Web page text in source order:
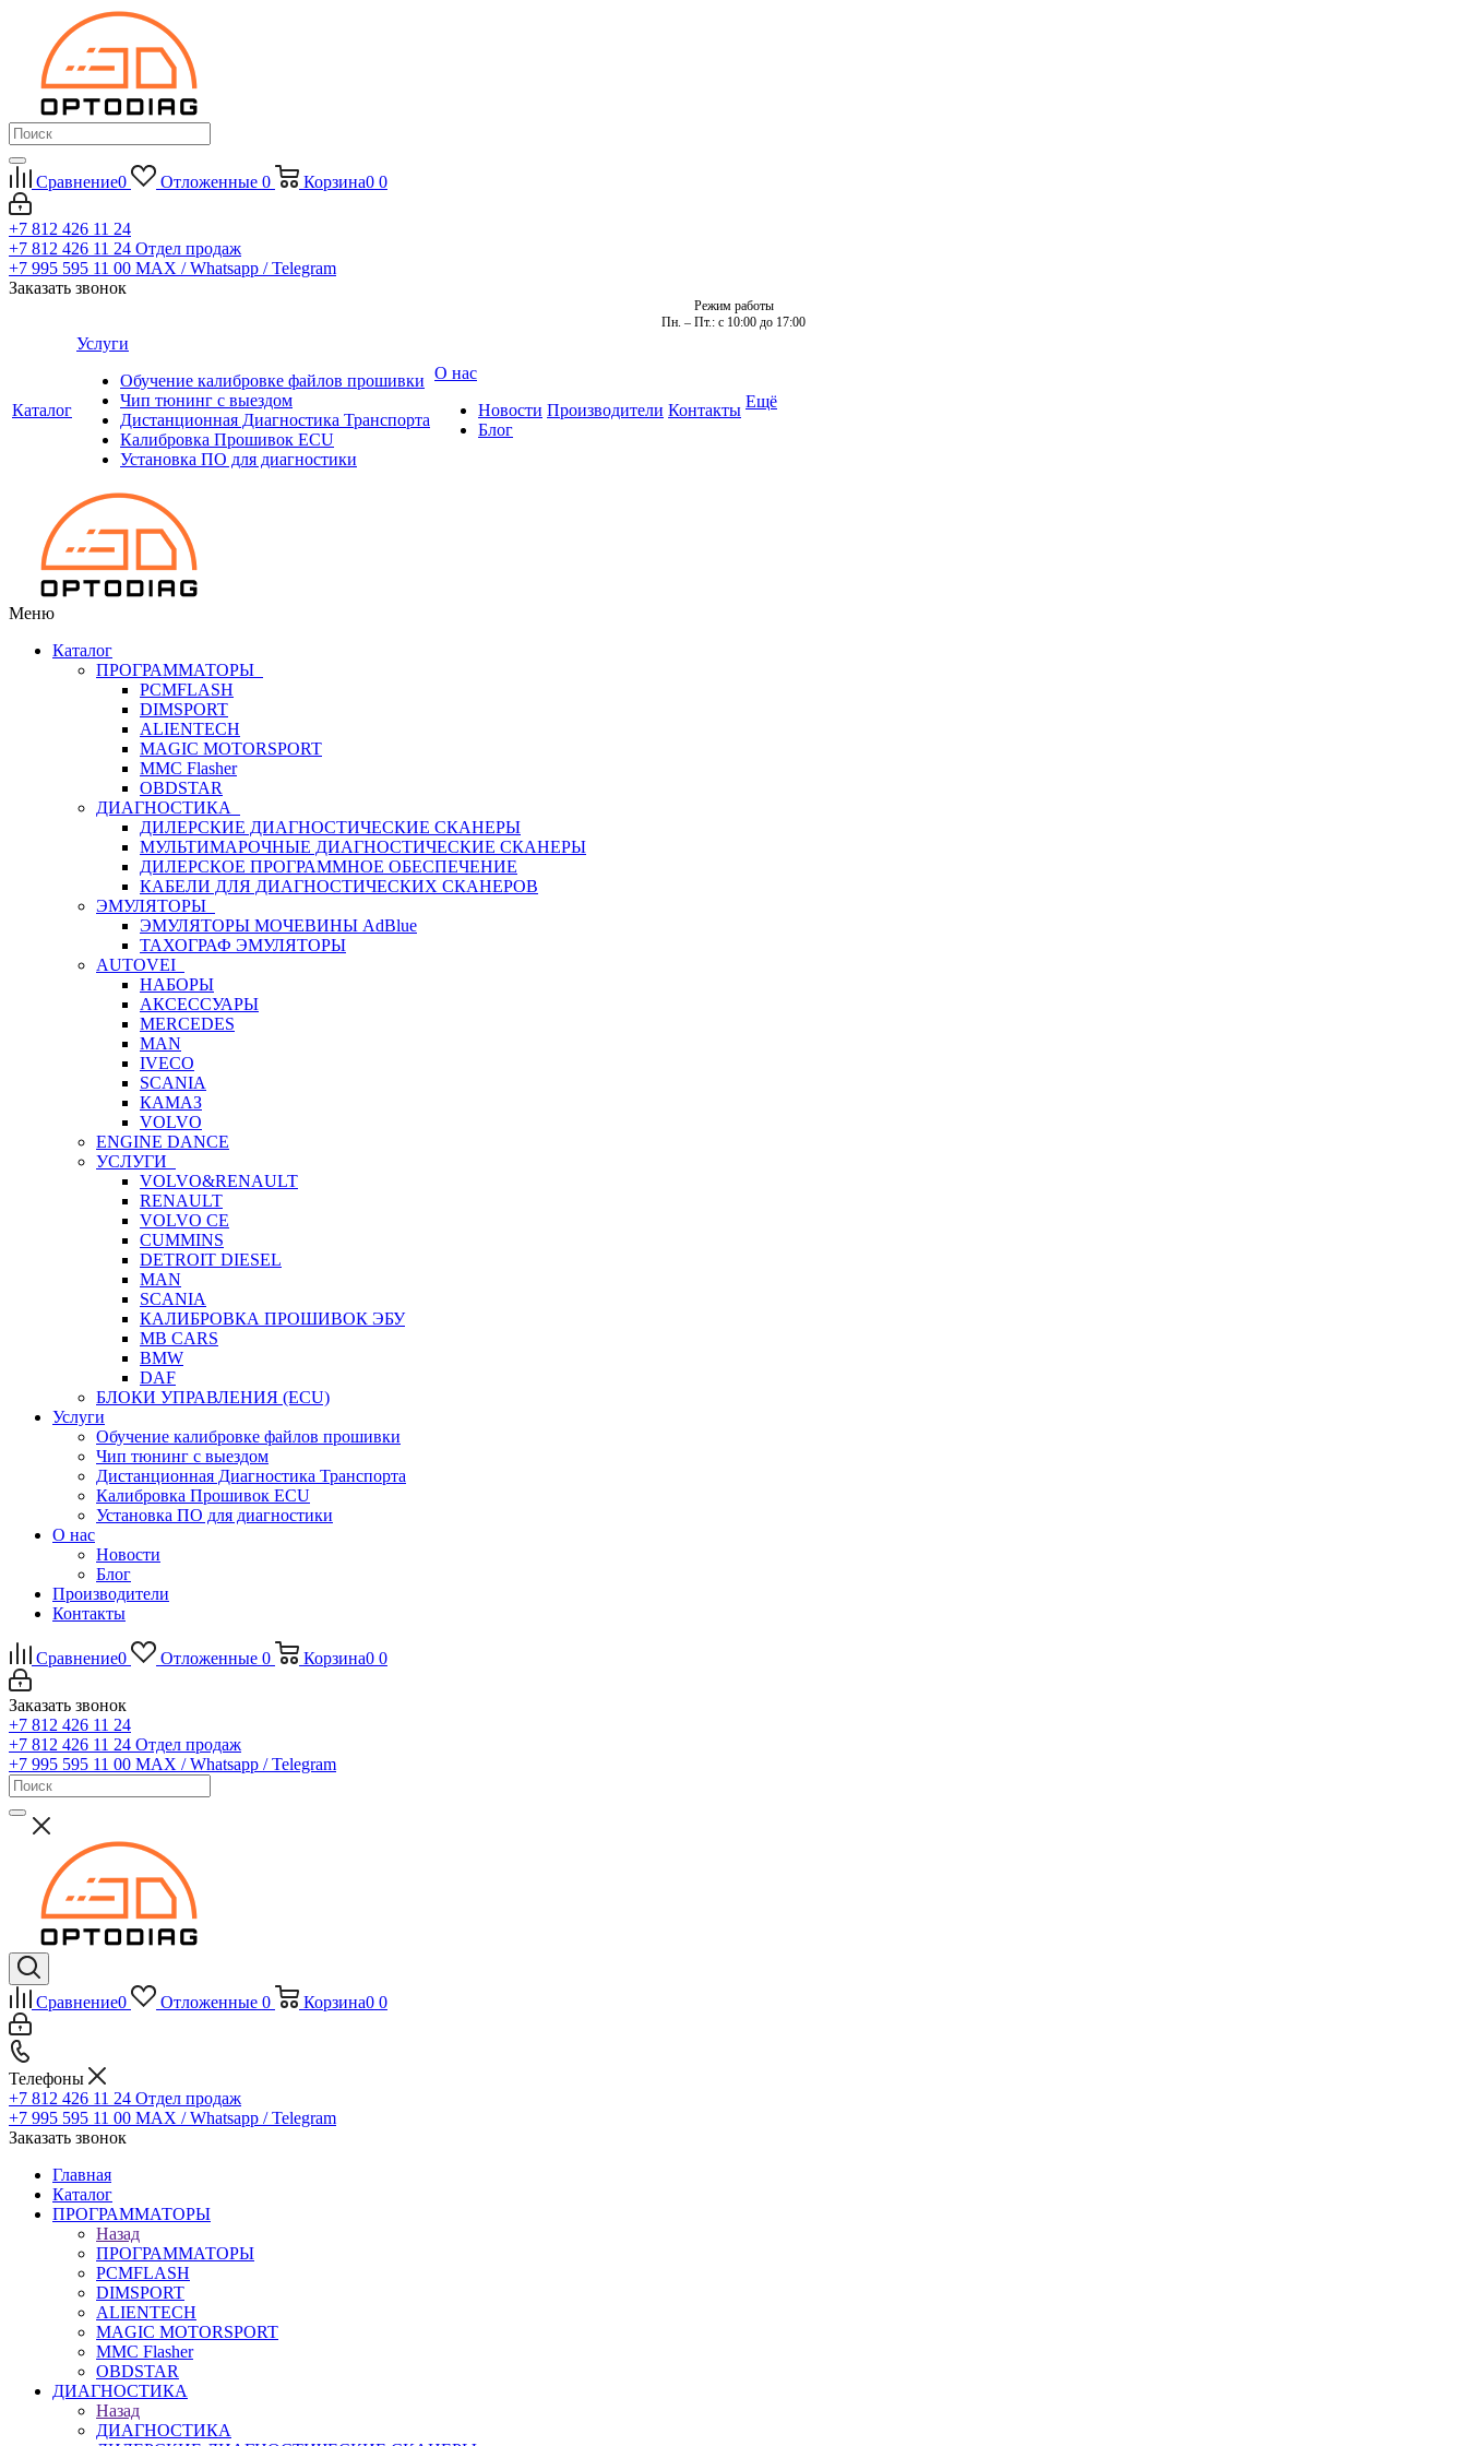
Сравнение0 Отложенные 0 Корзина0 0
+7 812 426 11 24
+7 812 426 11 24 Отдел продаж
+7 995 595 11 00 MAX / Whatsapp / Telegram
Заказать звонок
Режим работы
Пн. – Пт.: с 10:00 до 17:00
Каталог
Услуги
Обучение калибровке файлов прошивки
Чип тюнинг с выездом
Дистанционная Диагностика Транспорта
Калибровка Прошивок ECU
Установка ПО для диагностики
О нас
Новости
Блог
Производители Контакты Ещё
Меню
Каталог
ПРОГРАММАТОРЫ
PCMFLASH
DIMSPORT
ALIENTECH
MAGIC MOTORSPORT
MMC Flasher
OBDSTAR
ДИАГНОСТИКА
ДИЛЕРСКИЕ ДИАГНОСТИЧЕСКИЕ СКАНЕРЫ
МУЛЬТИМАРОЧНЫЕ ДИАГНОСТИЧЕСКИЕ СКАНЕРЫ
ДИЛЕРСКОЕ ПРОГРАММНОЕ ОБЕСПЕЧЕНИЕ
КАБЕЛИ ДЛЯ ДИАГНОСТИЧЕСКИХ СКАНЕРОВ
ЭМУЛЯТОРЫ
ЭМУЛЯТОРЫ МОЧЕВИНЫ АdBlue
ТАХОГРАФ ЭМУЛЯТОРЫ
AUTOVEI
НАБОРЫ
АКСЕССУАРЫ
MERCEDES
MAN
IVECO
SCANIA
КАМАЗ
VOLVO
ENGINE DANCE
УСЛУГИ
VOLVO&RENAULT
RENAULT
VOLVO CE
CUMMINS
DETROIT DIESEL
MAN
SCANIA
КАЛИБРОВКА ПРОШИВОК ЭБУ
MB CARS
BMW
DAF
БЛОКИ УПРАВЛЕНИЯ (ECU)
Услуги
Обучение калибровке файлов прошивки
Чип тюнинг с выездом
Дистанционная Диагностика Транспорта
Калибровка Прошивок ECU
Установка ПО для диагностики
О нас
Новости
Блог
Производители
Контакты
Сравнение0 Отложенные 0 Корзина0 0
Заказать звонок
+7 812 426 11 24
+7 812 426 11 24 Отдел продаж
+7 995 595 11 00 MAX / Whatsapp / Telegram
Сравнение0 Отложенные 0 Корзина0 0
Телефоны
+7 812 426 11 24 Отдел продаж
+7 995 595 11 00 MAX / Whatsapp / Telegram
Заказать звонок
Главная
Каталог
ПРОГРАММАТОРЫ
Назад
ПРОГРАММАТОРЫ
PCMFLASH
DIMSPORT
ALIENTECH
MAGIC MOTORSPORT
MMC Flasher
OBDSTAR
ДИАГНОСТИКА
Назад
ДИАГНОСТИКА